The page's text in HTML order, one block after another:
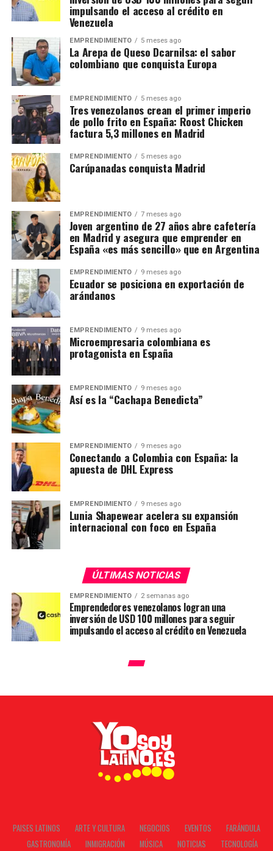
impulsando el acceso al crédito en
Venezuela
EMPRENDIMIENTO 5 meses ago
La Arepa de Queso Dcarnilsa: el sabor
colombiano que conquista Europa
EMPRENDIMIENTO 5 meses ago
Tres venezolanos crean el primer imperio
de pollo frito en España: Roost Chicken
factura 5,3 millones en Madrid
EMPRENDIMIENTO 5 meses ago
Carúpanadas conquista Madrid
EMPRENDIMIENTO 7 meses ago
Joven argentino de 27 años abre cafetería
en Madrid y asegura que emprender en
España «es más sencillo» que en Argentina
EMPRENDIMIENTO 9 meses ago
Ecuador se posiciona en exportación de
arándanos
EMPRENDIMIENTO 9 meses ago
Microempresaria colombiana es
protagonista en España
EMPRENDIMIENTO 9 meses ago
Así es la “Cachapa Benedicta”
EMPRENDIMIENTO 9 meses ago
Conectando a Colombia con España: la
apuesta de DHL Express
EMPRENDIMIENTO 9 meses ago
Lunia Shapewear acelera su expansión
internacional con foco en España
ÚLTIMAS NOTICIAS
EMPRENDIMIENTO 2 semanas ago
Emprendedores venezolanos logran una
inversión de USD 100 millones para seguir
impulsando el acceso al crédito en Venezuela
PAISES LATINOS ARTE Y CULTURA NEGOCIOS EVENTOS
FARÁNDULA
GASTRONOMÍA
INMIGRACIÓN MÚSICA NOTICIAS TECNOLOGÍA